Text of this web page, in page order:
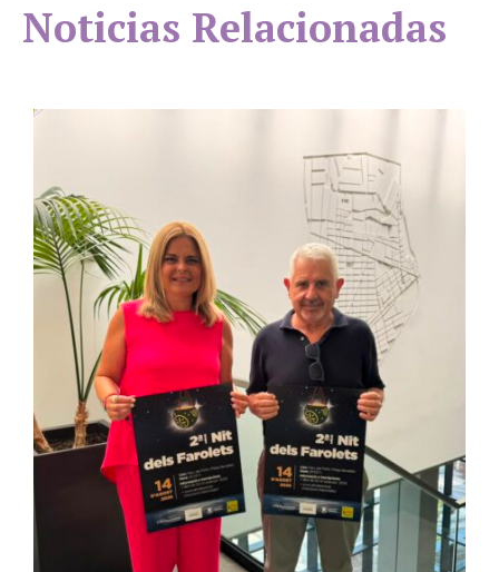
Noticias Relacionadas